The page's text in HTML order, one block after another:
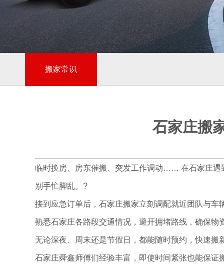
1 2
搬家常识
石家庄搬
临时换房、房东催搬、突发工作调动…… 在石家庄遇
别手忙脚乱。?
接到应急订单后，石家庄搬家立刻调配就近团队与
熟悉石家庄各路段交通情况，避开拥堵路线，确保物
无论深夜、周末还是节假日，都能随时预约，快速搬
石家庄舜鑫师傅们经验丰富，即使时间紧张也能保